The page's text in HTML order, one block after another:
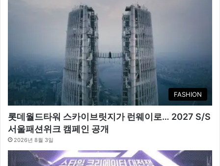
FASHION
롯데월드타워 스카이브릿지가 런웨이로… 2027 S/S
서울패션위크 캠페인 공개
2026년 8월 3일